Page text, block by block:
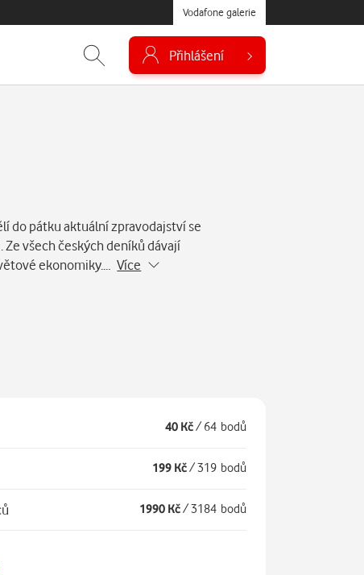
Vodafone galerie
Přihlášení
do pátku aktuální zpravodajství se
všech českých deníků dávají
ekonomiky.…Více
40 Kč/ 64 bodů
199 Kč/319 bodů
1990 Kč/3184 bodů